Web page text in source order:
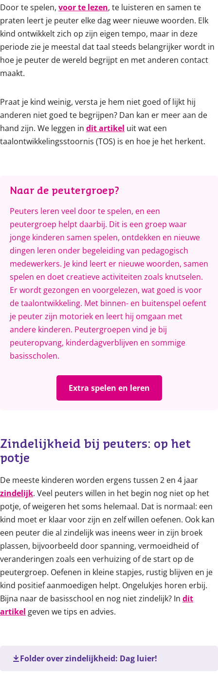
Door te spelen, voor te lezen, te luisteren en samen te
praten leert je peuter elke dag weer nieuwe woorden. Elk
kind ontwikkelt zich op zijn eigen tempo, maar in deze
periode zie je meestal dat taal steeds belangrijker wordt in
hoe je peuter de wereld begrijpt en met anderen contact
maakt.
Praat je kind weinig, versta je hem niet goed of lijkt hij
anderen niet goed te begrijpen? Dan kan er meer aan de
hand zijn. We leggen in dit artikel uit wat een
taalontwikkelingsstoornis (TOS) is en hoe je het herkent.
Naar de peutergroep?
Peuters leren veel door te spelen, en een
peutergroep helpt daarbij. Dit is een groep waar
jonge kinderen samen spelen, ontdekken en nieuwe
dingen leren onder begeleiding van pedagogisch
medewerkers. Je kind leert er nieuwe woorden, samen
spelen en doet creatieve activiteiten zoals knutselen.
Er wordt gezongen en voorgelezen, wat goed is voor
de taalontwikkeling. Met binnen- en buitenspel oefent
je peuter zijn motoriek en leert hij omgaan met
andere kinderen. Peutergroepen vind je bij
peuteropvang, kinderdagverblijven en sommige
basisscholen.
Extra spelen en leren
Zindelijkheid bij peuters: op het
potje
De meeste kinderen worden ergens tussen 2 en 4 jaar
zindelijk. Veel peuters willen in het begin nog niet op het
potje, of weigeren het soms helemaal. Dat is normaal: een
kind moet er klaar voor zijn en zelf willen oefenen. Ook kan
een peuter die al zindelijk was ineens weer in zijn broek
plassen, bijvoorbeeld door spanning, vermoeidheid of
veranderingen zoals een verhuizing of de start op de
peutergroep. Oefenen in kleine stapjes, rustig blijven en je
kind positief aanmoedigen helpt. Ongelukjes horen erbij.
Bijna naar de basisschool en nog niet zindelijk? In dit
artikel geven we tips en advies.
Folder over zindelijkheid: Dag luier!